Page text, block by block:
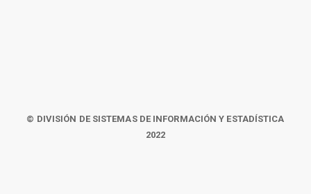
© DIVISIÓN DE SISTEMAS DE INFORMACIÓN Y ESTADÍSTICA
2022